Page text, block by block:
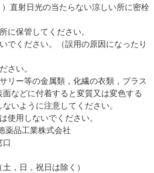
直射日光の当たらない涼しい所に密栓
に保管してください。
でください。（誤用の原因になったり
さい。
リー等の金属類，化繊の衣類，プラス
などに付着すると変質又は変色する
いように注意してください。
使用しないでください。
薬品工業株式会社
，日，祝日は除く）